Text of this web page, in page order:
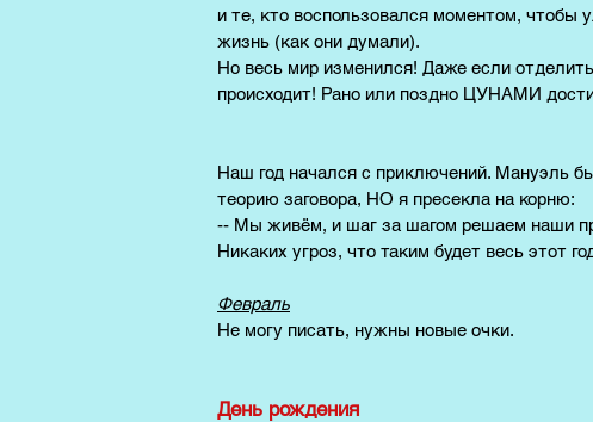
и те, кто воспользовался моментом, чтобы
жизнь (как они думали).
Но весь мир изменился! Даже если
происходит! Рано или поздно ЦУНАМИ
Наш год начался с приключений. Мануэль
теорию заговора, НО я пресекла на корню:
-- Мы живём, и шаг за шагом решаем наши
Никаких угроз, что таким будет весь этот
Февраль
Не могу писать, нужны новые очки.
​День рождения